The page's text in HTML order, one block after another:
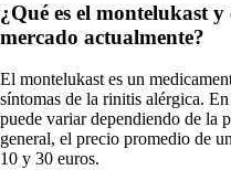
¿Qué es el montelukast y
mercado actualmente?
El montelukast es un
síntomas de la rinitis alérgica.
puede variar dependiendo de la
general, el precio promedio de
10 y 30 euros.